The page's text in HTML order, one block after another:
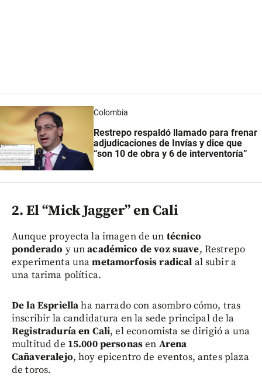
Colombia
Restrepo respaldó llamado para frenar
adjudicaciones de Invías y dice que
“son 10 de obra y 6 de interventoría”
2. El “Mick Jagger” en Cali
Aunque proyecta la imagen de un técnico
ponderado y unacadémico de voz suave, Restrepo
experimenta unametamorfosis radical al subir a
una tarima política.
De la Espriellaha narrado con asombro cómo, tras
inscribir la candidatura en la sede principal de la
Registraduría en Cali, el economista se dirigió a una
multitud de 15.000 personasen Arena
Cañaveralejo, hoy epicentro de eventos, antes plaza
de toros.